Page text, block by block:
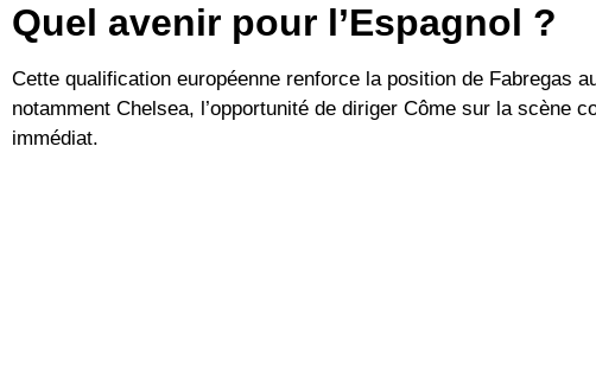
Quel avenir pour l’Espagnol ?
Cette qualification européenne renforce la position de Fabregas
notamment Chelsea, l’opportunité de diriger Côme sur la scène
immédiat.